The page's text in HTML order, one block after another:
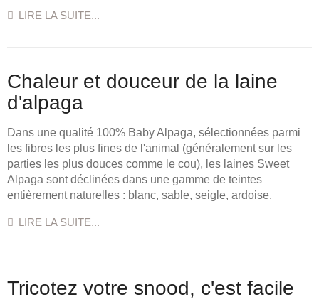
LIRE LA SUITE...
Chaleur et douceur de la laine
d'alpaga
Dans une qualité 100% Baby Alpaga, sélectionnées parmi
les fibres les plus fines de l'animal (généralement sur les
parties les plus douces comme le cou), les laines Sweet
Alpaga sont déclinées dans une gamme de teintes
entièrement naturelles : blanc, sable, seigle, ardoise.
LIRE LA SUITE...
Tricotez votre snood, c'est facile